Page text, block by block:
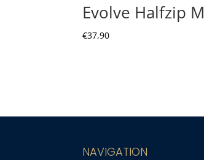
Evolve Halfzip M
€37,90
NAVIGATION